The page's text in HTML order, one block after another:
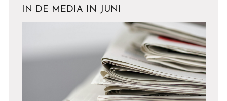
IN DE MEDIA IN JUNI